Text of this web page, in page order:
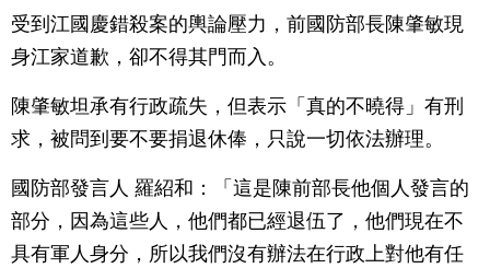
受到江國慶錯殺案的輿論壓力，前國防部長陳肇敏現
身江家道歉，卻不得其門而入。
陳肇敏坦承有行政疏失，但表示「真的不曉得」有刑
求，被問到要不要捐退休俸，只說一切依法辦理。
國防部發言人 羅紹和：「這是陳前部長他個人發言的
部分，因為這些人，他們都已經退伍了，他們現在不
具有軍人身分，所以我們沒有辦法在行政上對他有任